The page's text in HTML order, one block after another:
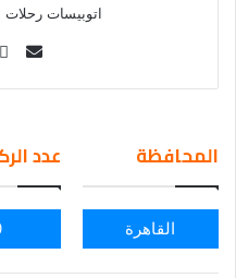
اتوبيسات رحلات 2022 اسعار تأجير…
Se
ail
المحافظة
القاهرة
عدد